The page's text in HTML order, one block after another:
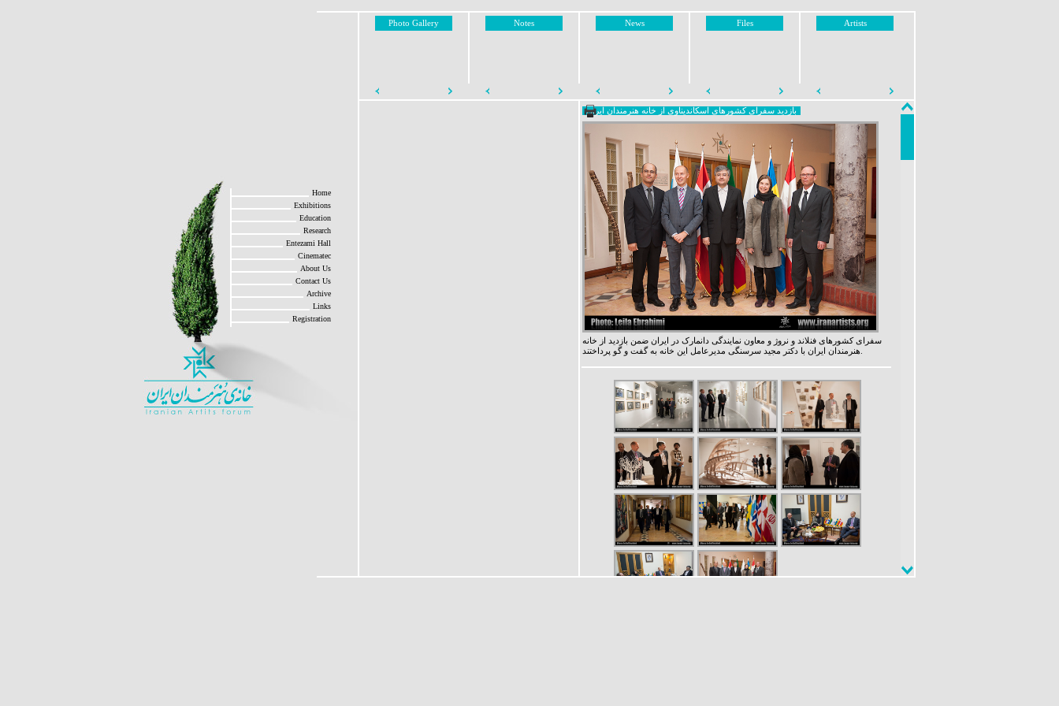
Home
Exhibitions
Education
Research
Entezami Hall
Cinematec
About Us
Contact Us
Archive
Links
Registration
Photo Gallery Notes News Files Artists
بازدید سفرای کشورهای اسکاندیناوی از خانه هنرمندان ایران
سفرای کشورهای فنلاند و نروژ و معاون نمایندگی دانمارک در ایران ضمن بازدید از خانه